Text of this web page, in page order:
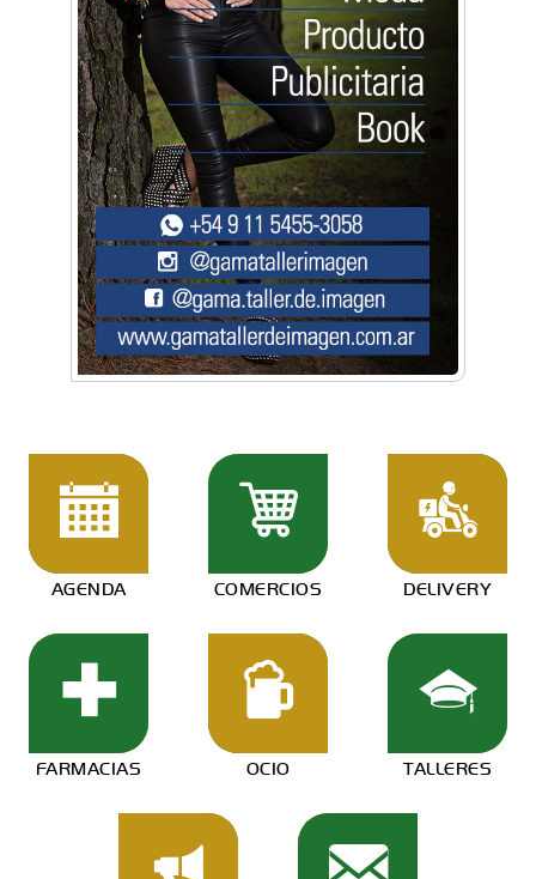
AGENDA COMERCIOS DELIVERY
FARMACIAS OCIO TALLERES